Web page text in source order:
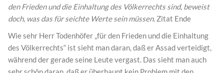
den Frieden und die Einhaltung des Völkerrechts sind, beweist
doch, was das für seichte Werte sein müssen. Zitat Ende
Wie sehr Herr Todenhöfer „für den Frieden und die Einhaltung
des Völkerrechts“ ist sieht man daran, daß er Assad verteidigt,
während der gerade seine Leute vergast. Das sieht man auch